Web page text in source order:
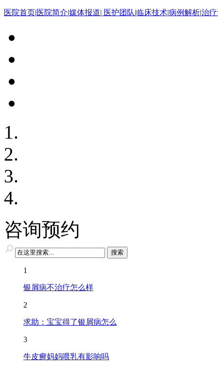
医院首页|医院简介|媒体报道| 医护团队|临床技术|病例解析|治
咨询预约
1
银屑病不治疗怎么样
2
求助：宝宝得了银屑病怎么
3
牛皮癣妈妈喂乳有影响吗